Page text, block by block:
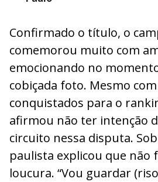
Confirmado o título, o
comemorou muito com
emocionando no
cobiçada foto. Mesmo
conquistados para o
afirmou não ter intenção
circuito nessa disputa.
paulista explicou que não
loucura. “Vou guardar